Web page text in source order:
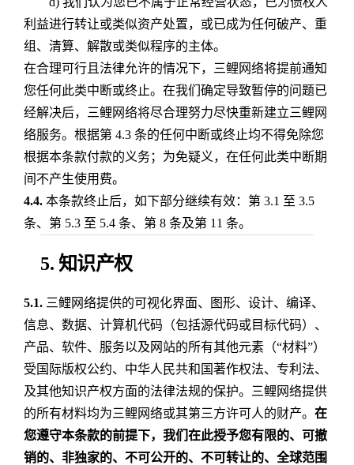
利益进行转让或类似资产处置，或已成为任何破产、重
组、清算、解散或类似程序的主体。
在合理可行且法律允许的情况下，三鲤网络将提前通知
您任何此类中断或终止。在我们确定导致暂停的问题已
经解决后，三鲤网络将尽合理努力尽快重新建立三鲤网
络服务。根据第 4.3 条的任何中断或终止均不得免除您
根据本条款付款的义务；为免疑义，在任何此类中断期
间不产生使用费。
4.4.本条款终止后，如下部分继续有效：第 3.1 至 3.5
条、第 5.3 至 5.4 条、第 8 条及第 11 条。
5. 知识产权
5.1.三鲤网络提供的可视化界面、图形、设计、编译、
信息、数据、计算机代码（包括源代码或目标代码）、
产品、软件、服务以及网站的所有其他元素（“材料”）
受国际版权公约、中华人民共和国著作权法、专利法、
及其他知识产权方面的法律法规的保护。三鲤网络提供
的所有材料均为三鲤网络或其第三方许可人的财产。 在
您遵守本条款的前提下，我们在此授予您有限的、可撤
销的、非独家的、不可公开的、不可转让的、全球范围